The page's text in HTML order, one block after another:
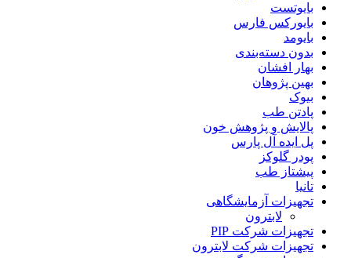
بایوتست
بایورکس فارس
بایومد
بدون دسته‌بندی
بهار افشان
بهین پژوهان
بیوک
پادتن طب
پالایش و پژوهش خون
پل ایده آل پارس
پودر گلوکز
پیشتاز طب
تانیا
تجهیزات آزمایشگاهی
لابترون
تجهیزات شرکت PIP
تجهیزات شرکت لابترون